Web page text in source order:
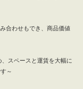
合わせもでき、商品価値
スペースと運賃を大幅に
～